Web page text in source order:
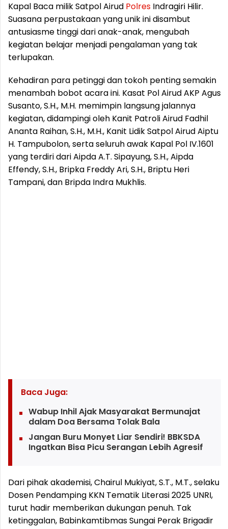
Kapal Baca milik Satpol Airud Polres Indragiri Hilir.
Suasana perpustakaan yang unik ini disambut
antusiasme tinggi dari anak-anak, mengubah
kegiatan belajar menjadi pengalaman yang tak
terlupakan.
Kehadiran para petinggi dan tokoh penting semakin
menambah bobot acara ini. Kasat Pol Airud AKP Agus
Susanto, S.H., M.H. memimpin langsung jalannya
kegiatan, didampingi oleh Kanit Patroli Airud Fadhil
Ananta Raihan, S.H., M.H., Kanit Lidik Satpol Airud Aiptu
H. Tampubolon, serta seluruh awak Kapal Pol IV.1601
yang terdiri dari Aipda A.T. Sipayung, S.H., Aipda
Effendy, S.H., Bripka Freddy Ari, S.H., Briptu Heri
Tampani, dan Bripda Indra Mukhlis.
Baca Juga:
Wabup Inhil Ajak Masyarakat Bermunajat
dalam Doa Bersama Tolak Bala
Jangan Buru Monyet Liar Sendiri! BBKSDA
Ingatkan Bisa Picu Serangan Lebih Agresif
Dari pihak akademisi, Chairul Mukiyat, S.T., M.T., selaku
Dosen Pendamping KKN Tematik Literasi 2025 UNRI,
turut hadir memberikan dukungan penuh. Tak
ketinggalan, Babinkamtibmas Sungai Perak Brigadir